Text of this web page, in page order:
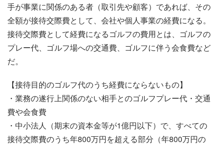
手が事業に関係のある者（取引先や顧客）であれば、その
全額が接待交際費として、会社や個人事業の経費になる。
接待交際費として経費になるゴルフの費用とは、ゴルフの
プレー代、ゴルフ場への交通費、ゴルフに伴う会食費など
だ。
【接待目的のゴルフ代のうち経費にならないもの】
・業務の遂行上関係のない相手とのゴルフプレー代・交通
費や会食費
・中小法人（期末の資本金等が1億円以下）で、すべての
接待交際費のうち年800万円を超える部分（年800万円の